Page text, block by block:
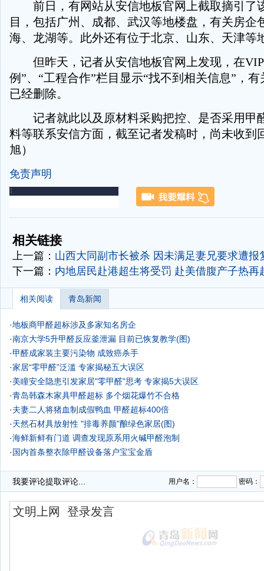
前日，有网站从安信地板官网上截取摘引了
目，包括广州、成都、武汉等地楼盘，有关房企
海、龙湖等。此外还有位于北京、山东、天津等
但昨天，记者从安信地板官网上发现，在VIP
例”、“工程合作”栏目显示“找不到相关信息”，
已经删除。
记者就此以及原材料采购把控、是否采用甲
料等联系安信方面，截至记者发稿时，尚未收到
旭）
免责声明
-
相关链接
上一篇： 山西大同副市长被杀 因未满足妻兄要求遭报
下一篇： 内地居民赴港超生将受罚 赴美借腹产子热再
相关阅读 青岛新闻
·地板商甲醛超标涉及多家知名房企
·南京大学5升甲醛反应釜泄漏 目前已恢复教学(图)
·甲醛成家装主要污染物 成致癌杀手
·家居“零甲醛”泛滥 专家揭秘五大误区
·美瞳安全隐患引发家居"零甲醛"思考 专家揭5大误区
·青岛韩森木家具甲醛超标 多个烟花爆竹不合格
·夫妻二人将猪血制成假鸭血 甲醛超标400倍
·天然石材具放射性 "排毒养颜"酿绿色家居(图)
·海鲜新鲜有门道 调查发现原系用火碱甲醛泡制
·国内首条整衣除甲醛设备落户宝宝金盾
我要评论提取评论... 用户名： 密码：